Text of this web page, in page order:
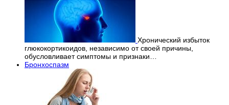
Хронический избыток
глюкокортикоидов, независимо от своей причины,
обусловливает симптомы и признаки…
Бронхоспазм